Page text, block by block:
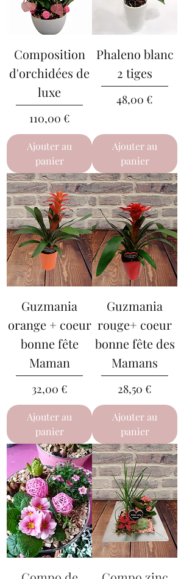
Composition
d'orchidées de
luxe
Prix
110,00 €
Ajouter au
panier
Phaleno blanc
2 tiges
Prix
48,00 €
Ajouter au
panier
Guzmania
orange + coeur
bonne fête
Maman
Prix
32,00 €
Ajouter au
panier
Guzmania
rouge+ coeur
bonne fête des
Mamans
Prix
28,50 €
Ajouter au
panier